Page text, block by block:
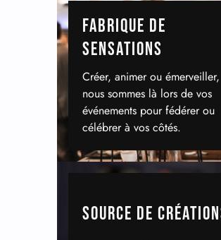
FABRIQUE DE
SENSATIONS
Créer, animer ou émerveiller,
nous sommes là lors de vos
événements pour fédérer ou
célébrer à vos côtés.
SOURCE DE